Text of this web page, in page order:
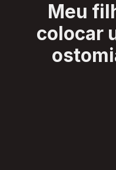
Meu
colocar